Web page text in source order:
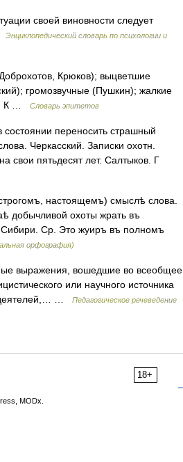
своей виновности следует
Энциклопедический словарь по психологии и
Крюков); выцветшие
громозвучные (Пушкин); жалкие
К …
Словарь эпитетов
переносить страшный
Черкасский. Записки охотн.
свои пятьдесят лет. Салтыков. Г
настоящемъ) смыслѣ слова.
добычливой охоты жрать въ
Сибири. Ср. Это жуиръ въ полномъ
орфография)
выражения, вошедшие во всеобщее
или научного источника
деятелей,… …
Педагогическое речеведение
18+
MODx.